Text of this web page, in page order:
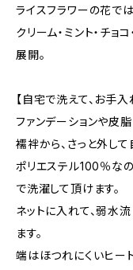
ライスフラワーの花では
クリーム・ミント・チョ
展開。
【自宅で洗えて、お手入
ファンデーションや皮
襦袢から、さっと外し
ポリエステル100％な
で洗濯して頂けます。
ネットに入れて、弱水
ます。
端はほつれにくいヒート